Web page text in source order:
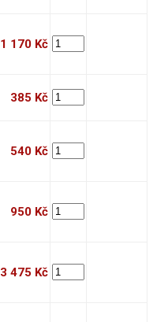
1 170 Kč
385 Kč
540 Kč
950 Kč
3 475 Kč